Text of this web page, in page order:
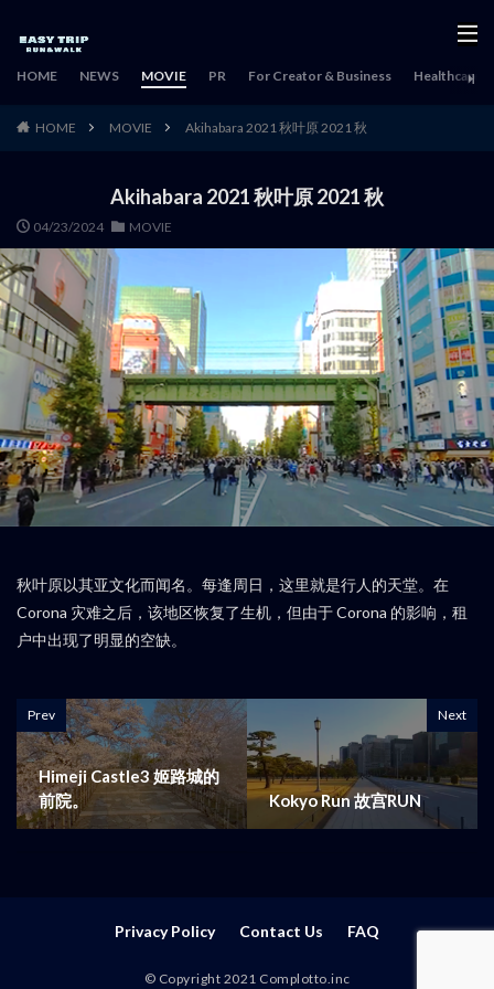
HOME NEWS MOVIE PR For Creator & Business Healthcare
HOME MOVIE Akihabara 2021 秋叶原 2021 秋
Akihabara 2021 秋叶原 2021 秋
04/23/2024 MOVIE
秋叶原以其亚文化而闻名。每逢周日，这里就是行人的天堂。在
Corona 灾难之后，该地区恢复了生机，但由于 Corona 的影响，租
户中出现了明显的空缺。
Prev
Himeji Castle3 姬路城的
前院。
Next
Kokyo Run 故宫RUN
Privacy Policy Contact Us FAQ
© Copyright 2021 Complotto.inc